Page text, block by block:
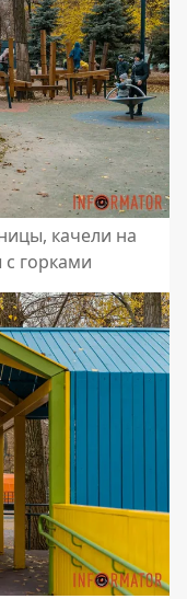
качели на
горками